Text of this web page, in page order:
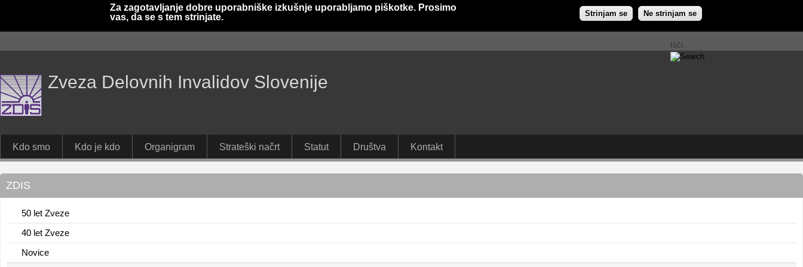
Za zagotavljanje dobre uporabniške izkušnje uporabljamo piškotke. Prosimo
vas, da se s tem strinjate.
Strinjam se Ne strinjam se
Zveza Delovnih Invalidov Slovenije
Kdo smo Kdo je kdo Organigram Strateški načrt Statut Društva Kontakt
ZDIS
50 let Zveze
40 let Zveze
Novice